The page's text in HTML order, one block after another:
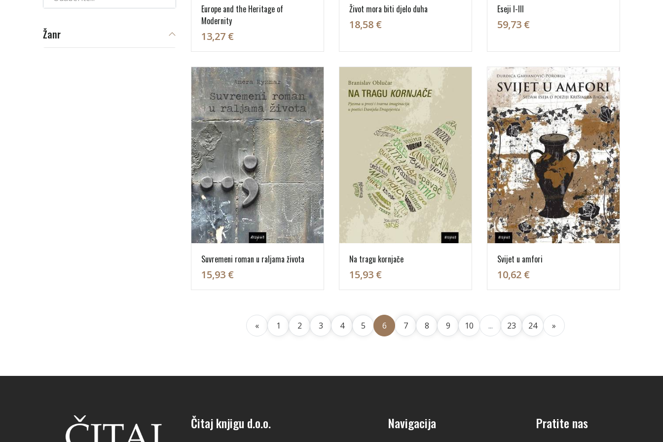
Europe and the Heritage of
Modernity
13,27 €
Život mora biti djelo duha
18,58 €
Eseji I-III
59,73 €
Suvremeni roman u raljama života
15,93 €
Na tragu kornjače
15,93 €
Svijet u amfori
10,62 €
« 1 2 3 4 5 6 7 8 9 10 ... 23 24 »
Žanr
Čitaj knjigu d.o.o. Navigacija Pratite nas